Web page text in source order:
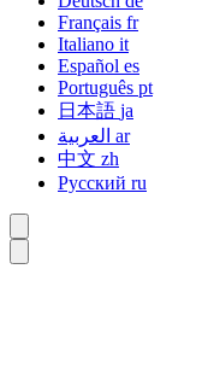
Français fr
Italiano it
Español es
Português pt
日本語 ja
ar
中文 zh
Русский ru